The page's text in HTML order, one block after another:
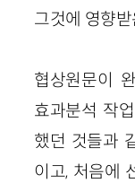
그것에 영향
협상원문이
효과분석 작
했던 것들과
이고, 처음에